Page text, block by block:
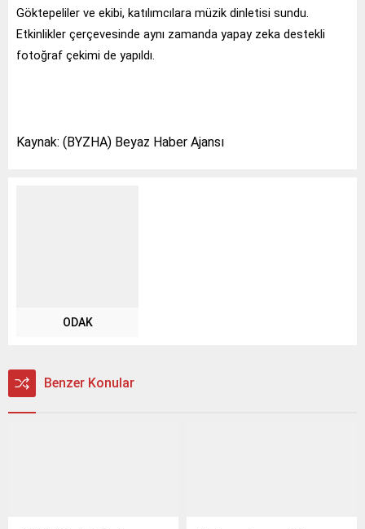
Göktepeliler ve ekibi, katılımcılara müzik dinletisi sundu.
Etkinlikler çerçevesinde aynı zamanda yapay zeka destekli
fotoğraf çekimi de yapıldı.
Kaynak: (BYZHA) Beyaz Haber Ajansı
ODAK
Benzer Konular